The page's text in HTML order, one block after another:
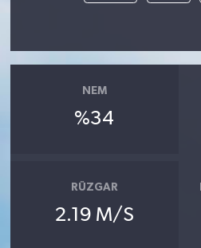
NEM
%34
RÜZGAR
2.19 M/S